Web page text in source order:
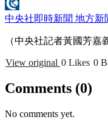
中央社即時新聞 地方新
（中央社記者黃國芳
View original 0 Likes 0
Comments (0)
No comments yet.